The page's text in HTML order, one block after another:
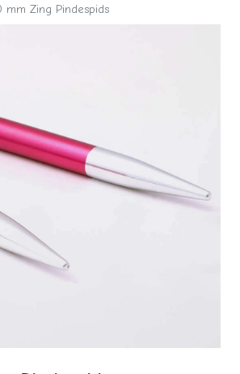
mm Zing Pindespids